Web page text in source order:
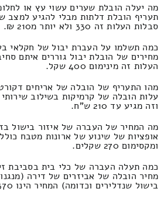
מה יעלה הובלת שערים עשוי עץ או
תעריף הובלת דלתות מבלי להגיע למצב
סבלות העלות זה 330 ולא יותר מ210 ₪.
כמה תשלמו על העברת יבול של חקלאי
מחירים של הובלת יבול גוררים איתם
העלות זה מינימום 400 שקל.
מהו התעריף של הובלה של אריחים
וזה מגיע עד 210 ש"ח.
מה המחיר של העברה של איזור בישול
ומקסימום 270 שקלים.
כמה תעלה העברה של כלי בית בסביבת
מחיר הובלה של אביזרים של דירה
בישול שנדלירים וכדומה) המחיר הינו 370 ולכל היותר 170 ש"ח.